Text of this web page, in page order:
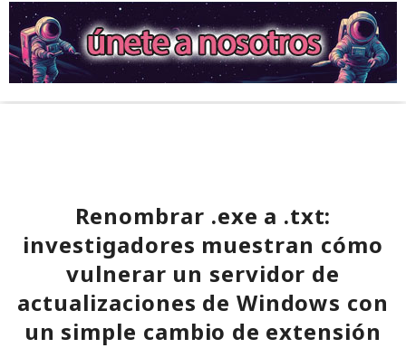
Renombrar .exe a .txt:
investigadores muestran cómo
vulnerar un servidor de
actualizaciones de Windows con
un simple cambio de extensión